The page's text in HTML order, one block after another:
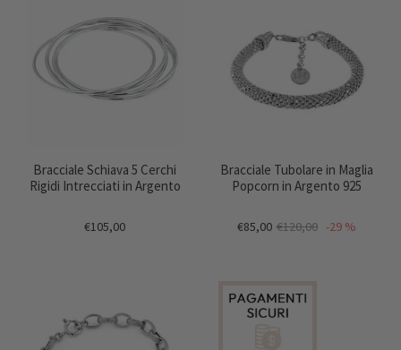
Bracciale Schiava 5 Cerchi
Rigidi Intrecciati in Argento
€105,00
Bracciale Tubolare in Maglia
Popcorn in Argento 925
€85,00 €120,00 -29 %